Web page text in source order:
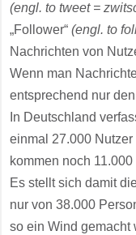
(engl. to tweet =
„Follower“ (engl. to
Nachrichten von
Wenn man
entsprechend nur
In Deutschland
einmal 27.000
kommen noch
Es stellt sich damit
nur von 38.000
so ein Wind gemacht